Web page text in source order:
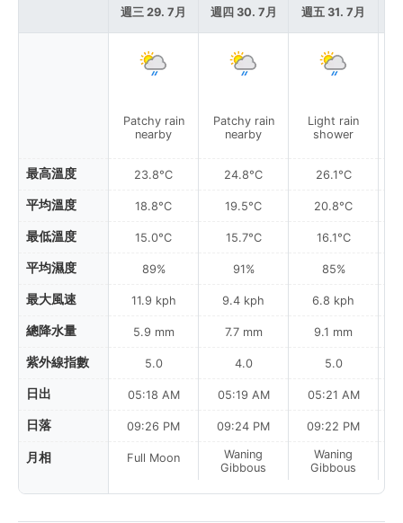
最高溫度
平均溫度
最低溫度
平均濕度
最大風速
總降水量
紫外線指數
日出
日落
月相
週三 29. 7月
Patchy rain
nearby
23.8°C
18.8°C
15.0°C
89%
11.9 kph
5.9 mm
5.0
05:18 AM
09:26 PM
Full Moon
週四 30. 7月
Patchy rain
nearby
24.8°C
19.5°C
15.7°C
91%
9.4 kph
7.7 mm
4.0
05:19 AM
09:24 PM
Waning
Gibbous
週五 31. 7月
Light rain
shower
26.1°C
20.8°C
16.1°C
85%
6.8 kph
9.1 mm
5.0
05:21 AM
09:22 PM
Waning
Gibbous